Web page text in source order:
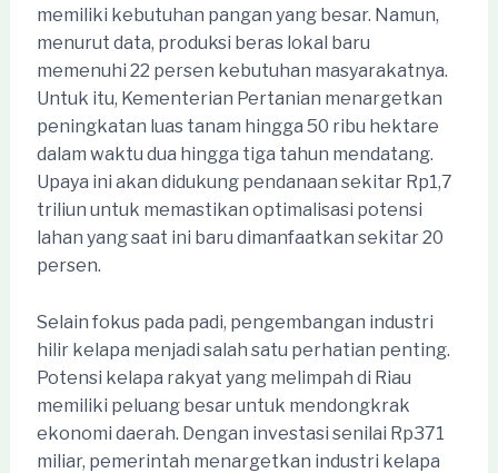
memiliki kebutuhan pangan yang besar. Namun,
menurut data, produksi beras lokal baru
memenuhi 22 persen kebutuhan masyarakatnya.
Untuk itu, Kementerian Pertanian menargetkan
peningkatan luas tanam hingga 50 ribu hektare
dalam waktu dua hingga tiga tahun mendatang.
Upaya ini akan didukung pendanaan sekitar Rp1,7
triliun untuk memastikan optimalisasi potensi
lahan yang saat ini baru dimanfaatkan sekitar 20
persen.
Selain fokus pada padi, pengembangan industri
hilir kelapa menjadi salah satu perhatian penting.
Potensi kelapa rakyat yang melimpah di Riau
memiliki peluang besar untuk mendongkrak
ekonomi daerah. Dengan investasi senilai Rp371
miliar, pemerintah menargetkan industri kelapa